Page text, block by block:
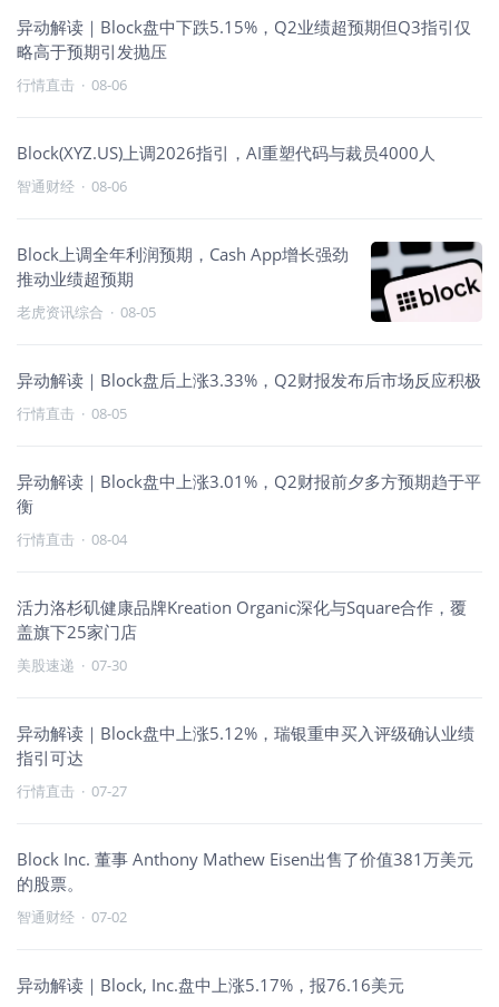
异动解读｜Block盘中下跌5.15%，Q2业绩超预期但Q3指引仅
略高于预期引发抛压
行情直击 · 08-06
Block(XYZ.US)上调2026指引，AI重塑代码与裁员4000人
智通财经 · 08-06
Block上调全年利润预期，Cash App增长强劲
推动业绩超预期
老虎资讯综合 · 08-05
异动解读｜Block盘后上涨3.33%，Q2财报发布后市场反应积极
行情直击 · 08-05
异动解读｜Block盘中上涨3.01%，Q2财报前夕多方预期趋于平
衡
行情直击 · 08-04
活力洛杉矶健康品牌Kreation Organic深化与Square合作，覆
盖旗下25家门店
美股速递 · 07-30
异动解读｜Block盘中上涨5.12%，瑞银重申买入评级确认业绩
指引可达
行情直击 · 07-27
Block Inc. 董事 Anthony Mathew Eisen出售了价值381万美元
的股票。
智通财经 · 07-02
异动解读｜Block, Inc.盘中上涨5.17%，报76.16美元